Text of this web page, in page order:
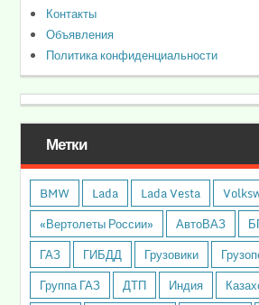
Контакты
Объявления
Политика конфиденциальности
Метки
BMW Lada Lada Vesta
«Вертолеты России»
АвтоВАЗ
ГАЗ
ГИБДД Грузовики
Группа ГАЗ
ДТП Индия